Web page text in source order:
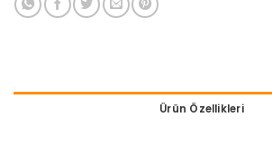
Ürün Özellikleri